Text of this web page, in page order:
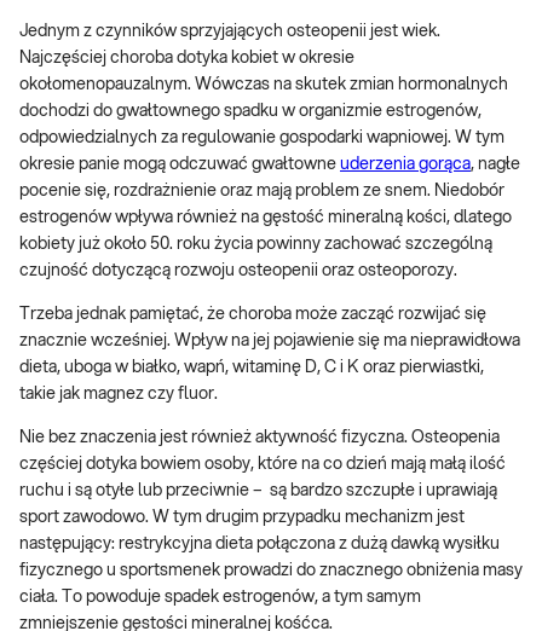
Jednym z czynników sprzyjających osteopenii jest wiek.
Najczęściej choroba dotyka kobiet w okresie
okołomenopauzalnym. Wówczas na skutek zmian hormonalnych
dochodzi do gwałtownego spadku w organizmie estrogenów,
odpowiedzialnych za regulowanie gospodarki wapniowej. W tym
okresie panie mogą odczuwać gwałtowne uderzenia gorąca, nagłe
pocenie się, rozdrażnienie oraz mają problem ze snem. Niedobór
estrogenów wpływa również na gęstość mineralną kości, dlatego
kobiety już około 50. roku życia powinny zachować szczególną
czujność dotyczącą rozwoju osteopenii oraz osteoporozy.
Trzeba jednak pamiętać, że choroba może zacząć rozwijać się
znacznie wcześniej. Wpływ na jej pojawienie się ma nieprawidłowa
dieta, uboga w białko, wapń, witaminę D, C i K oraz pierwiastki,
takie jak magnez czy fluor.
Nie bez znaczenia jest również aktywność fizyczna. Osteopenia
częściej dotyka bowiem osoby, które na co dzień mają małą ilość
ruchu i są otyłe lub przeciwnie – są bardzo szczupłe i uprawiają
sport zawodowo. W tym drugim przypadku mechanizm jest
następujący: restrykcyjna dieta połączona z dużą dawką wysiłku
fizycznego u sportsmenek prowadzi do znacznego obniżenia masy
ciała. To powoduje spadek estrogenów, a tym samym
zmniejszenie gęstości mineralnej kośćca.